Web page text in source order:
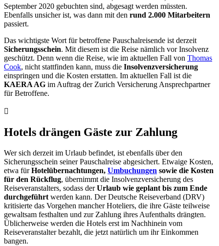
September 2020 gebuchten sind, abgesagt werden müssten.
Ebenfalls unsicher ist, was dann mit den rund 2.000 Mitarbeitern
passiert.
Das wichtigste Wort für betroffene Pauschalreisende ist derzeit
Sicherungsschein. Mit diesem ist die Reise nämlich vor Insolvenz
geschützt. Denn wenn die Reise, wie im aktuellen Fall von Thomas
Cook, nicht stattfinden kann, muss die Insolvenzversicherung
einspringen und die Kosten erstatten. Im aktuellen Fall ist die
KAERA AG im Auftrag der Zurich Versicherung Ansprechpartner
für Betroffene.
Hotels drängen Gäste zur Zahlung
Wer sich derzeit im Urlaub befindet, ist ebenfalls über den
Sicherungsschein seiner Pauschalreise abgesichert. Etwaige Kosten,
etwa fürHotelübernachtungen, Umbuchungen sowie die Kosten
für den Rückflug, übernimmt die Insolvenzversicherung des
Reiseveranstalters, sodass derUrlaub wie geplant bis zum Ende
durchgeführt werden kann. Der Deutsche Reiseverband (DRV)
kritisierte das Vorgehen mancher Hoteliers, die ihre Gäste teilweise
gewaltsam festhalten und zur Zahlung ihres Aufenthalts drängten.
Üblicherweise werden die Hotels erst im Nachhinein vom
Reiseveranstalter bezahlt, die jetzt natürlich um ihr Einkommen
bangen.